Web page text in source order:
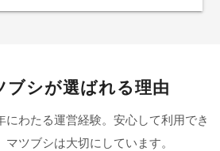
ブシが選ばれる理由
にわたる運営経験。安心して利用でき
マツブシは大切にしています。